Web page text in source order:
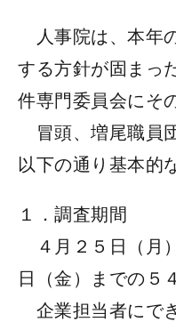
人事院は、本年
する方針が固まっ
件専門委員会にそ
冒頭、増尾職員
以下の通り基本的
１．調査期間
４月２５日（月
日（金）までの５
企業担当者にで